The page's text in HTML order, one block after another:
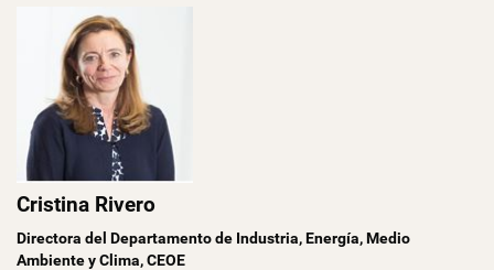
Cristina Rivero
Directora del Departamento de Industria, Energía, Medio
Ambiente y Clima, CEOE